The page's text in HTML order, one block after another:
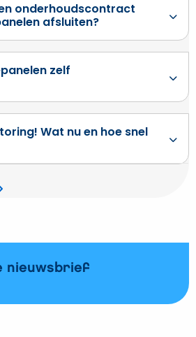
onderhoudscontract
afsluiten?
zelf
Wat nu en hoe snel
nieuwsbrief